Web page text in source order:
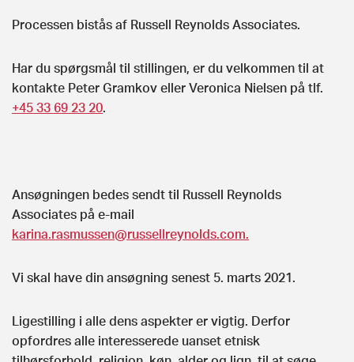
Processen bistås af Russell Reynolds Associates.
Har du spørgsmål til stillingen, er du velkommen til at
kontakte Peter Gramkov eller Veronica Nielsen på tlf.
+45 33 69 23 20.
Ansøgningen bedes sendt til Russell Reynolds
Associates på e-mail
karina.rasmussen@russellreynolds.com.
Vi skal have din ansøgning senest 5. marts 2021.
Ligestilling i alle dens aspekter er vigtig. Derfor
opfordres alle interesserede uanset etnisk